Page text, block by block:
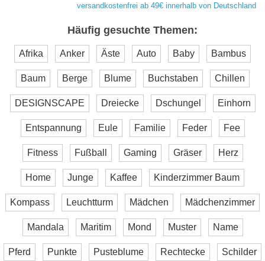
versandkostenfrei ab 49€ innerhalb von Deutschland
Häufig gesuchte Themen:
Afrika Anker Äste Auto Baby Bambus
Baum Berge Blume Buchstaben Chillen
DESIGNSCAPE Dreiecke Dschungel Einhorn
Entspannung Eule Familie Feder Fee
Fitness Fußball Gaming Gräser Herz
Home Junge Kaffee Kinderzimmer Baum
Kompass Leuchtturm Mädchen Mädchenzimmer
Mandala Maritim Mond Muster Name
Pferd Punkte Pusteblume Rechtecke Schilder